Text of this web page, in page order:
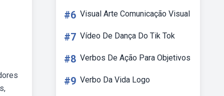
#6 Visual Arte Comunicação Visual
#7 Vídeo De Dança Do Tik Tok
#8 Verbos De Ação Para Objetivos
#9 Verbo Da Vida Logo